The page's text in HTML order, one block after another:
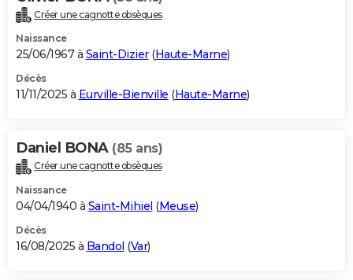
Créer une cagnotte obsèques
Naissance
25/06/1967 à Saint-Dizier(Haute-Marne)
Décès
11/11/2025 à Eurville-Bienville (Haute-Marne)
Daniel BONA (85 ans)
Créer une cagnotte obsèques
Naissance
04/04/1940 à Saint-Mihiel (Meuse)
Décès
16/08/2025 à Bandol (Var)